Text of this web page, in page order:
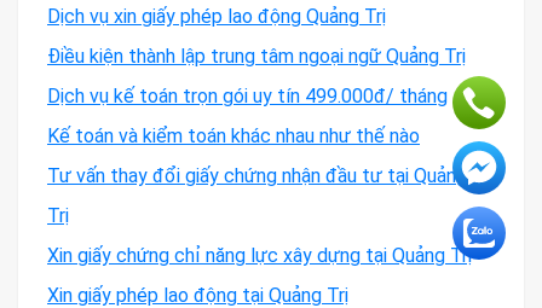
Dịch vụ xin giấy phép lao động Quảng Trị
Điều kiện thành lập trung tâm ngoại ngữ Quảng Trị
Dịch vụ kế toán trọn gói uy tín 499.000đ/ tháng
Kế toán và kiểm toán khác nhau như thế nào
Tư vấn thay đổi giấy chứng nhận đầu tư tại Quảng
Trị
Xin giấy chứng chỉ năng lực xây dựng tại Quảng Trị
Xin giấy phép lao động tại Quảng Trị